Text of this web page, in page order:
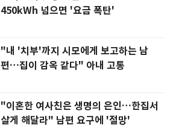
450kWh 넘으면 '요금 폭탄'
"내 '치부'까지 시모에게 보고하는 남
편…집이 감옥 같다" 아내 고통
"이혼한 여사친은 생명의 은인…한집서
살게 해달라" 남편 요구에 '절망'